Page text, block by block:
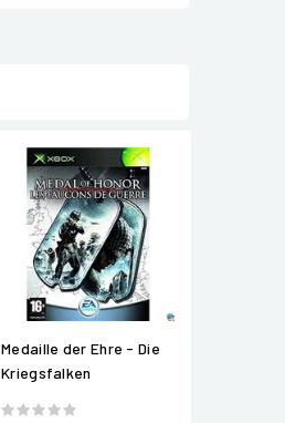
Medaille der Ehre - Die
Kriegsfalken